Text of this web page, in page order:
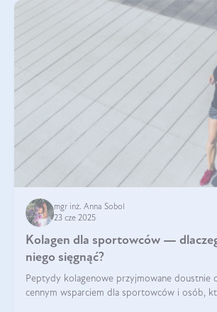
mgr inż. Anna Sobol
23 cze 2025
Kolagen dla sportowców —
niego sięgnąć?
Peptydy kolagenowe przyjmowane doustnie
cennym wsparciem dla sportowców i osób,